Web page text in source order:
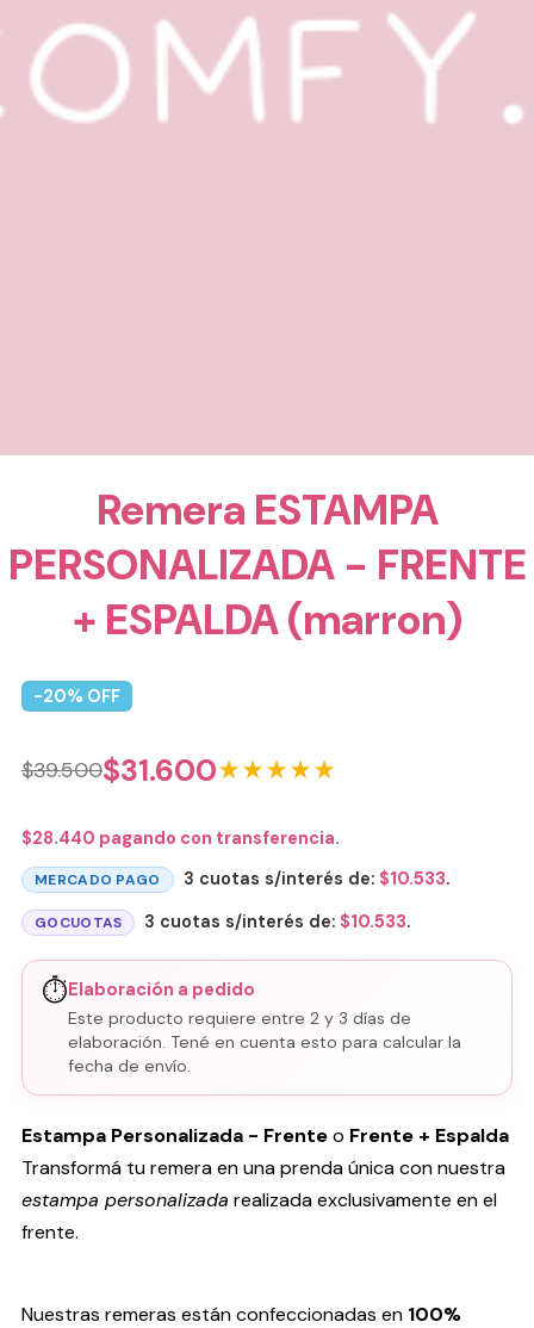
Remera ESTAMPA
PERSONALIZADA - FRENTE
+ ESPALDA (marron)
-20% OFF
$39.500$31.600★★★★★
$28.440 pagando con transferencia.
MERCADO PAGO 3 cuotas s/interés de: $10.533.
GOCUOTAS 3 cuotas s/interés de: $10.533.
⏱️Elaboración a pedido
Este producto requiere entre 2 y 3 días de
elaboración. Tené en cuenta esto para calcular la
fecha de envío.
Estampa Personalizada - Frenteo Frente + Espalda
Transformá tu remera en una prenda única con nuestra
estampa personalizada realizada exclusivamente en el
frente.
Nuestras remeras están confeccionadas en 100%